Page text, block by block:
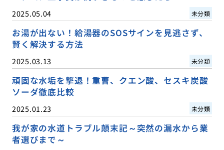
2025.05.04 未分類
お湯が出ない！給湯器のSOSサインを見逃さず、
賢く解決する方法
2025.03.13 未分類
頑固な水垢を撃退！重曹、クエン酸、セスキ炭酸
ソーダ徹底比較
2025.01.23 未分類
我が家の水道トラブル顛末記～突然の漏水から業
者選びまで～